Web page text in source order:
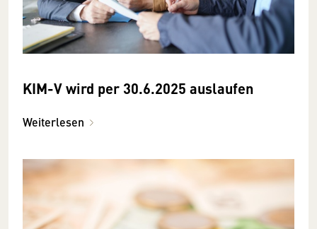
KIM-V wird per 30.6.2025 auslaufen
Weiterlesen